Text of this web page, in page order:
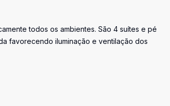
todos os ambientes. São 4 suítes e pé
favorecendo iluminação e ventilação dos